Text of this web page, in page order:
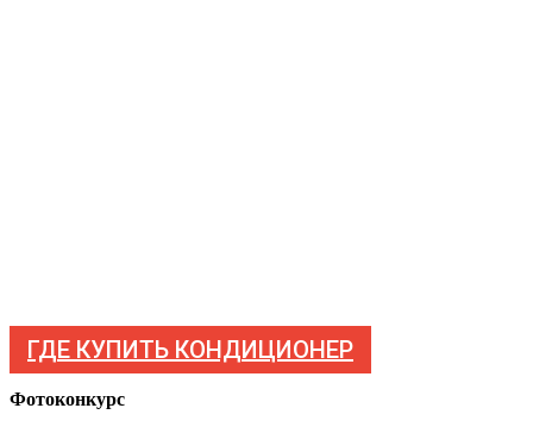
ГДЕ КУПИТЬ КОНДИЦИОНЕР
Фотоконкурс